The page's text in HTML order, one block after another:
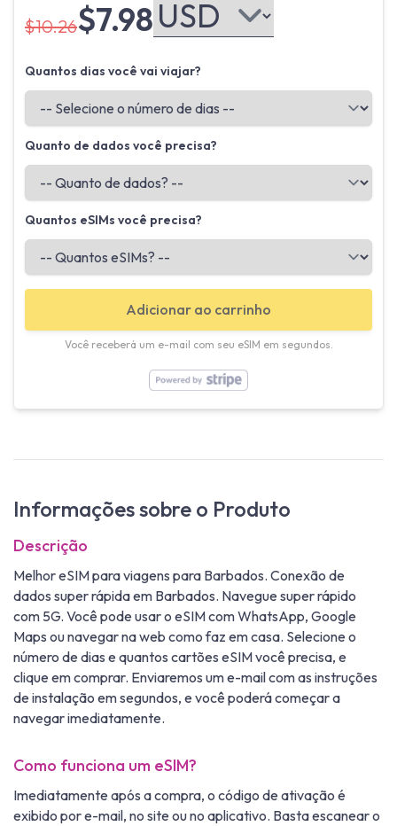
$10.26$7.98
Quantos dias você vai viajar?
Quanto de dados você precisa?
Quantos eSIMs você precisa?
Adicionar ao carrinho
Você receberá um e-mail com seu eSIM em segundos.
Informações sobre o Produto
Descrição
Melhor eSIM para viagens para Barbados. Conexão de
dados super rápida em Barbados. Navegue super rápido
com 5G. Você pode usar o eSIM com WhatsApp, Google
Maps ou navegar na web como faz em casa. Selecione o
número de dias e quantos cartões eSIM você precisa, e
clique em comprar. Enviaremos um e-mail com as instruções
de instalação em segundos, e você poderá começar a
navegar imediatamente.
Como funciona um eSIM?
Imediatamente após a compra, o código de ativação é
exibido por e-mail, no site ou no aplicativo. Basta escanear o